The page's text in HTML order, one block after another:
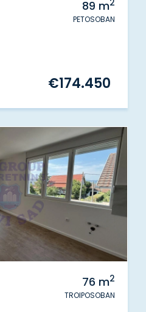
89 m2
PETOSOBAN
€174.450
76 m2
TROIPOSOBAN